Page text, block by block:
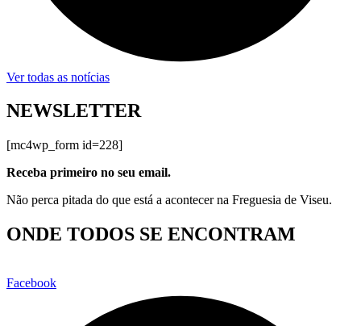
Ver todas as notícias
NEWSLETTER
[mc4wp_form id=228]
Receba primeiro no seu email.
Não perca pitada do que está a acontecer na Freguesia de Viseu.
ONDE TODOS SE ENCONTRAM
Facebook